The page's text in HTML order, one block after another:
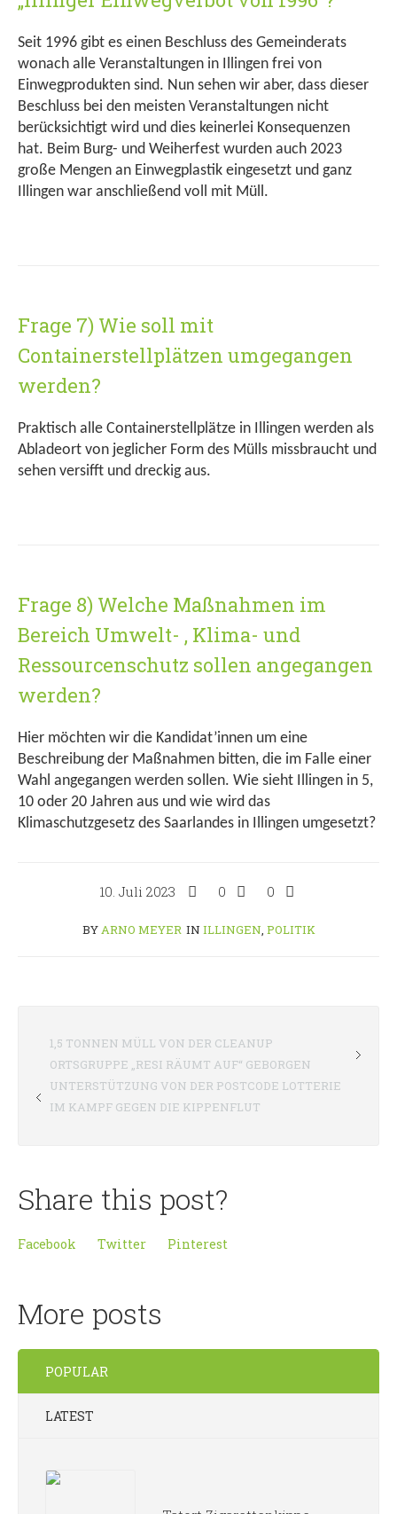
Seit 1996 gibt es einen Beschluss des Gemeinderats
wonach alle Veranstaltungen in Illingen frei von
Einwegprodukten sind. Nun sehen wir aber, dass dieser
Beschluss bei den meisten Veranstaltungen nicht
berücksichtigt wird und dies keinerlei Konsequenzen
hat. Beim Burg- und Weiherfest wurden auch 2023
große Mengen an Einwegplastik eingesetzt und ganz
Illingen war anschließend voll mit Müll.
Frage 7) Wie soll mit
Containerstellplätzen umgegangen
werden?
Praktisch alle Containerstellplätze in Illingen werden als
Abladeort von jeglicher Form des Mülls missbraucht und
sehen versifft und dreckig aus.
Frage 8) Welche Maßnahmen im
Bereich Umwelt- , Klima- und
Ressourcenschutz sollen angegangen
werden?
Hier möchten wir die Kandidat’innen um eine
Beschreibung der Maßnahmen bitten, die im Falle einer
Wahl angegangen werden sollen. Wie sieht Illingen in 5,
10 oder 20 Jahren aus und wie wird das
Klimaschutzgesetz des Saarlandes in Illingen umgesetzt?
10. Juli 2023 0 0
BYARNO MEYER IN ILLINGEN, POLITIK
1,5 TONNEN MÜLL VON DER CLEANUP
ORTSGRUPPE „RESI RÄUMT AUF“ GEBORGEN
UNTERSTÜTZUNG VON DER POSTCODE LOTTERIE
IM KAMPF GEGEN DIE KIPPENFLUT
Share this post?
Facebook Twitter Pinterest
More posts
POPULAR
LATEST